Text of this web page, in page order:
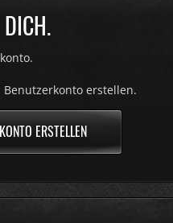
erstellen.
ERSTELLEN